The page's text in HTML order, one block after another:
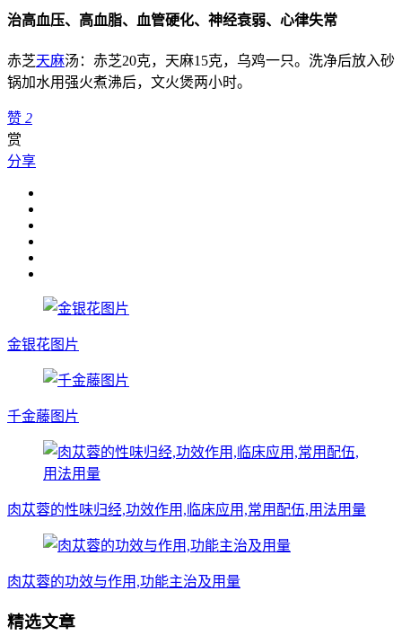
治高血压、高血脂、血管硬化、神经衰弱、心律失常
赤芝天麻汤： 赤芝20克，天麻15克，乌鸡一只。洗净后放入砂
锅加水用强火煮沸后，文火煲两小时。
赞 2
赏
分享
金银花图片
千金藤图片
肉苁蓉的性味归经,功效作用,临床应用,常用配伍,用法用量
肉苁蓉的功效与作用,功能主治及用量
精选文章